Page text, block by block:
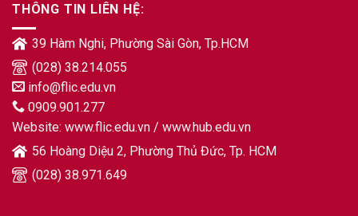
THÔNG TIN LIÊN HỆ:
39 Hàm Nghi, Phường Sài Gòn, Tp.HCM
(028) 38.214.055
info@flic.edu.vn
0909.901.277
Website: www.flic.edu.vn / www.hub.edu.vn
56 Hoàng Diệu 2, Phường Thủ Đức, Tp. HCM
(028) 38.971.649